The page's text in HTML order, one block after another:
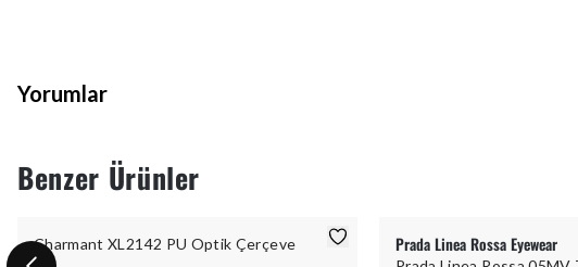
Yorumlar
Benzer Ürünler
Charmant XL2142 PU Optik Çerçeve Prada Linea Rossa Eyewear